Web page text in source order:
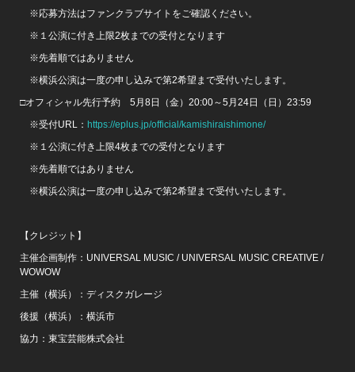
※応募方法はファンクラブサイトをご確認ください。
※１公演に付き上限2枚までの受付となります
※先着順ではありません
※横浜公演は一度の申し込みで第2希望まで受付いたします。
□オフィシャル先行予約 5月8日（金）20:00～5月24日（日）23:59
※受付URL： https://eplus.jp/official/kamishiraishimone/
※１公演に付き上限4枚までの受付となります
※先着順ではありません
※横浜公演は一度の申し込みで第2希望まで受付いたします。
【クレジット】
主催企画制作：UNIVERSAL MUSIC / UNIVERSAL MUSIC CREATIVE /
WOWOW
主催（横浜）：ディスクガレージ
後援（横浜）：横浜市
協力：東宝芸能株式会社